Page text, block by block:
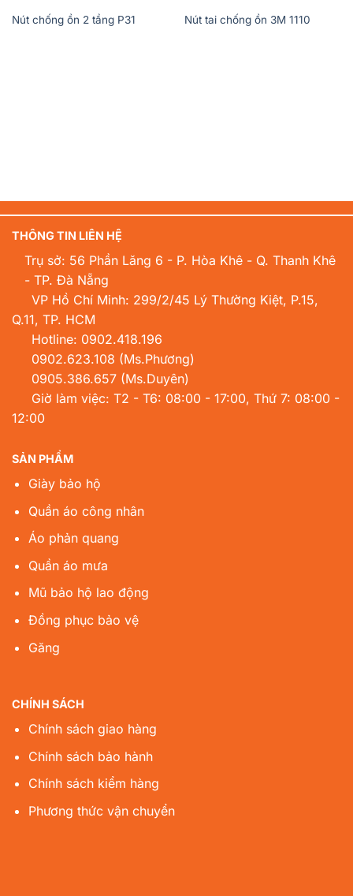
Nút chống ồn 2 tầng P31 Nút tai chống ồn 3M 1110
THÔNG TIN LIÊN HỆ
Trụ sở: 56 Phần Lăng 6 - P. Hòa Khê - Q. Thanh Khê
- TP. Đà Nẵng
VP Hồ Chí Minh: 299/2/45 Lý Thường Kiệt, P.15,
Q.11, TP. HCM
Hotline: 0902.418.196
0902.623.108 (Ms.Phương)
0905.386.657 (Ms.Duyên)
Giờ làm việc: T2 - T6: 08:00 - 17:00, Thứ 7: 08:00 -
12:00
SẢN PHẨM
Giày bảo hộ
Quần áo công nhân
Áo phản quang
Quần áo mưa
Mũ bảo hộ lao động
Đồng phục bảo vệ
Găng
CHÍNH SÁCH
Chính sách giao hàng
Chính sách bảo hành
Chính sách kiểm hàng
Phương thức vận chuyển